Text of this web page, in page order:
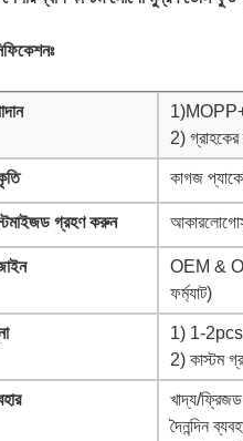
2) গ্রাহকের
কাগজ
গ্রহণ করুন
OEM &
ফর্ম্যাট)
1) 1-2pcs
2) কাস্টম
খাদ্য/ফ্রিজড
দৈনন্দিন